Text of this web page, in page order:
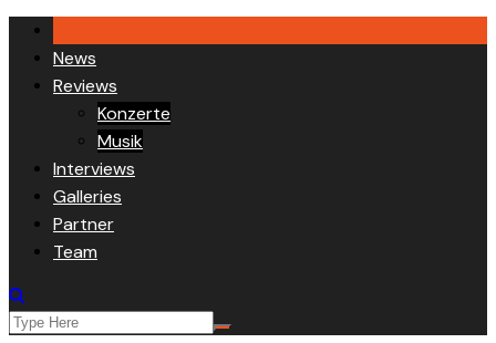
Skip
content
News
Reviews
Konzerte
Musik
Interviews
Galleries
Partner
Team